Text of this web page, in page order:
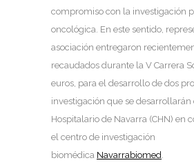
compromiso con la investigación
oncológica. En este sentido,
asociación entregaron
recaudados durante la V Carrera
euros, para el desarrollo de dos
investigación que se desarrollarán
Hospitalario de Navarra (CHN) en
el centro de investigación
biomédica Navarrabiomed.